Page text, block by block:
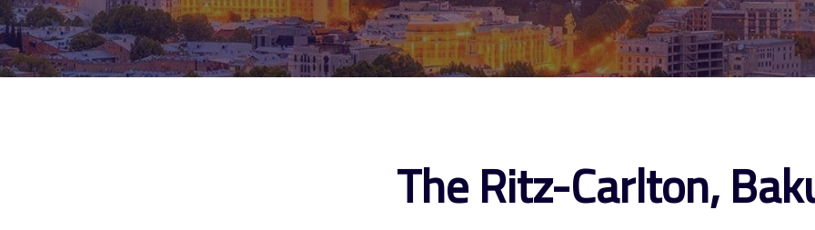
The Ritz-Carlton,